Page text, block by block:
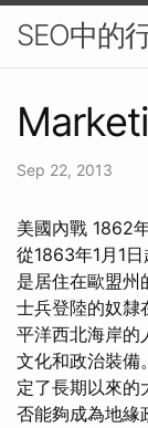
SEO中的
Sep 22, 2013
美國內戰 1862
從1863年1月1
是居住在歐盟州
士兵登陸的奴隸
平洋西北海岸的
文化和政治裝備
定了長期以來的
否能夠成為地緣